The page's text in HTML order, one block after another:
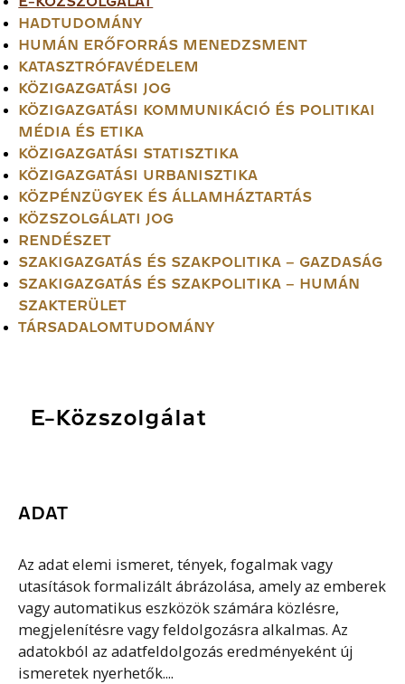
HADTUDOMÁNY
HUMÁN ERŐFORRÁS MENEDZSMENT
KATASZTRÓFAVÉDELEM
KÖZIGAZGATÁSI JOG
KÖZIGAZGATÁSI KOMMUNIKÁCIÓ ÉS POLITIKAI
MÉDIA ÉS ETIKA
KÖZIGAZGATÁSI STATISZTIKA
KÖZIGAZGATÁSI URBANISZTIKA
KÖZPÉNZÜGYEK ÉS ÁLLAMHÁZTARTÁS
KÖZSZOLGÁLATI JOG
RENDÉSZET
SZAKIGAZGATÁS ÉS SZAKPOLITIKA – GAZDASÁG
SZAKIGAZGATÁS ÉS SZAKPOLITIKA – HUMÁN
SZAKTERÜLET
TÁRSADALOMTUDOMÁNY
E-Közszolgálat
ADAT
Az adat elemi ismeret, tények, fogalmak vagy
utasítások formalizált ábrázolása, amely az emberek
vagy automatikus eszközök számára közlésre,
megjelenítésre vagy feldolgozásra alkalmas. Az
adatokból az adatfeldolgozás eredményeként új
ismeretek nyerhetők....